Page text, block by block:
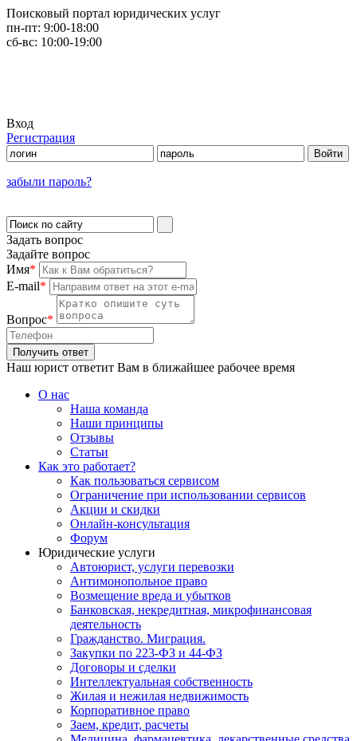
Поисковый портал юридических услуг
пн-пт: 9:00-18:00
сб-вс: 10:00-19:00
Вход
Регистрация
забыли пароль?
Задать вопрос
Задайте вопрос
Имя*
E-mail*
Вопрос*
Наш юрист ответит Вам в ближайшее рабочее время
О нас
Наша команда
Наши принципы
Отзывы
Статьи
Как это работает?
Как пользоваться сервисом
Ограничение при использовании сервисов
Акции и скидки
Онлайн-консультация
Форум
Юридические услуги
Автоюрист, услуги перевозки
Антимонопольное право
Возмещение вреда и убытков
Банковская, некредитная, микрофинансовая
деятельность
Гражданство. Миграция.
Закупки по 223-ФЗ и 44-ФЗ
Договоры и сделки
Интеллектуальная собственность
Жилая и нежилая недвижимость
Корпоративное право
Заем, кредит, расчеты